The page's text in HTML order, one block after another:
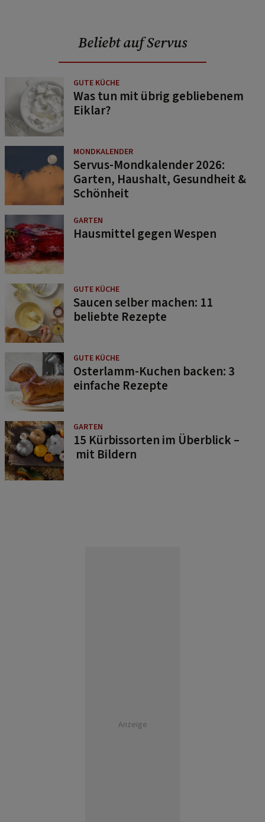
Beliebt auf Servus
GUTE KÜCHE
Was tun mit übrig gebliebenem
Eiklar?
MONDKALENDER
Servus-Mondkalender 2026:
Garten, Haushalt, Gesundheit &
Schönheit
GARTEN
Hausmittel gegen Wespen
GUTE KÜCHE
Saucen selber machen: 11
beliebte Rezepte
GUTE KÜCHE
Osterlamm-Kuchen backen: 3
einfache Rezepte
GARTEN
15 Kürbissorten im Überblick –
mit Bildern
Anzeige